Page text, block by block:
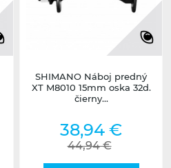
SHIMANO Náboj predný
XT M8010 15mm oska 32d.
čierny...
38,94 €
44,94 €